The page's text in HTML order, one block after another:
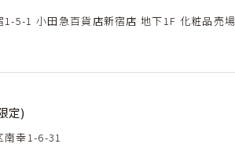
5-1 小田急百貨店新宿店 地下1F 化粧品売場
定)
幸1-6-31